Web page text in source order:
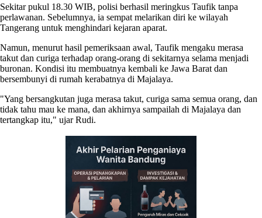
Sekitar pukul 18.30 WIB, polisi berhasil meringkus Taufik tanpa
perlawanan. Sebelumnya, ia sempat melarikan diri ke wilayah
Tangerang untuk menghindari kejaran aparat.
Namun, menurut hasil pemeriksaan awal, Taufik mengaku merasa
takut dan curiga terhadap orang-orang di sekitarnya selama menjadi
buronan. Kondisi itu membuatnya kembali ke Jawa Barat dan
bersembunyi di rumah kerabatnya di Majalaya.
"Yang bersangkutan juga merasa takut, curiga sama semua orang, dan
tidak tahu mau ke mana, dan akhirnya sampailah di Majalaya dan
tertangkap itu," ujar Rudi.